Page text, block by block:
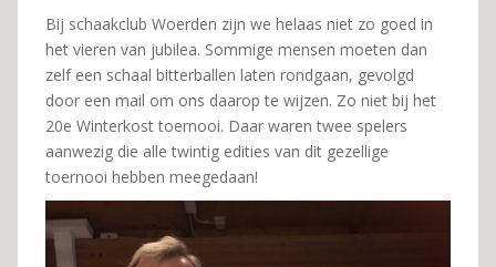
Bij schaakclub Woerden zijn we helaas niet zo goed in
het vieren van jubilea. Sommige mensen moeten dan
zelf een schaal bitterballen laten rondgaan, gevolgd
door een mail om ons daarop te wijzen. Zo niet bij het
20e Winterkost toernooi. Daar waren twee spelers
aanwezig die alle twintig edities van dit gezellige
toernooi hebben meegedaan!